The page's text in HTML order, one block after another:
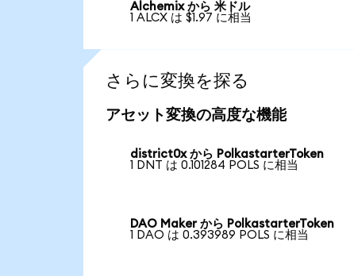
Alchemix から 米ドル
1 ALCX は $1.97 に相当
さらに変換を探る
アセット変換の高度な機能
district0x から PolkastarterToken
1 DNT は 0.101284 POLS に相当
DAO Maker から PolkastarterToken
1 DAO は 0.393989 POLS に相当